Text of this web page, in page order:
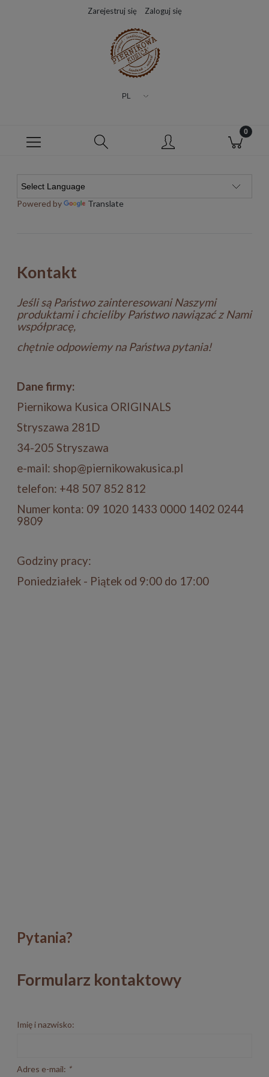
Zarejestruj się Zaloguj się
Powered by Translate
Kontakt
Jeśli są Państwo zainteresowani Naszymi
produktami i chcieliby Państwo nawiązać z Nami
współpracę,
chętnie odpowiemy na Państwa pytania!
Dane firmy:
Piernikowa Kusica ORIGINALS
Stryszawa 281D
34-205 Stryszawa
e-mail: shop@piernikowakusica.pl
telefon: +48 507 852 812
Numer konta: 09 1020 1433 0000 1402 0244
9809
Godziny pracy:
Poniedziałek - Piątek od 9:00 do 17:00
Pytania?
Formularz kontaktowy
Imię i nazwisko:
Adres e-mail: *